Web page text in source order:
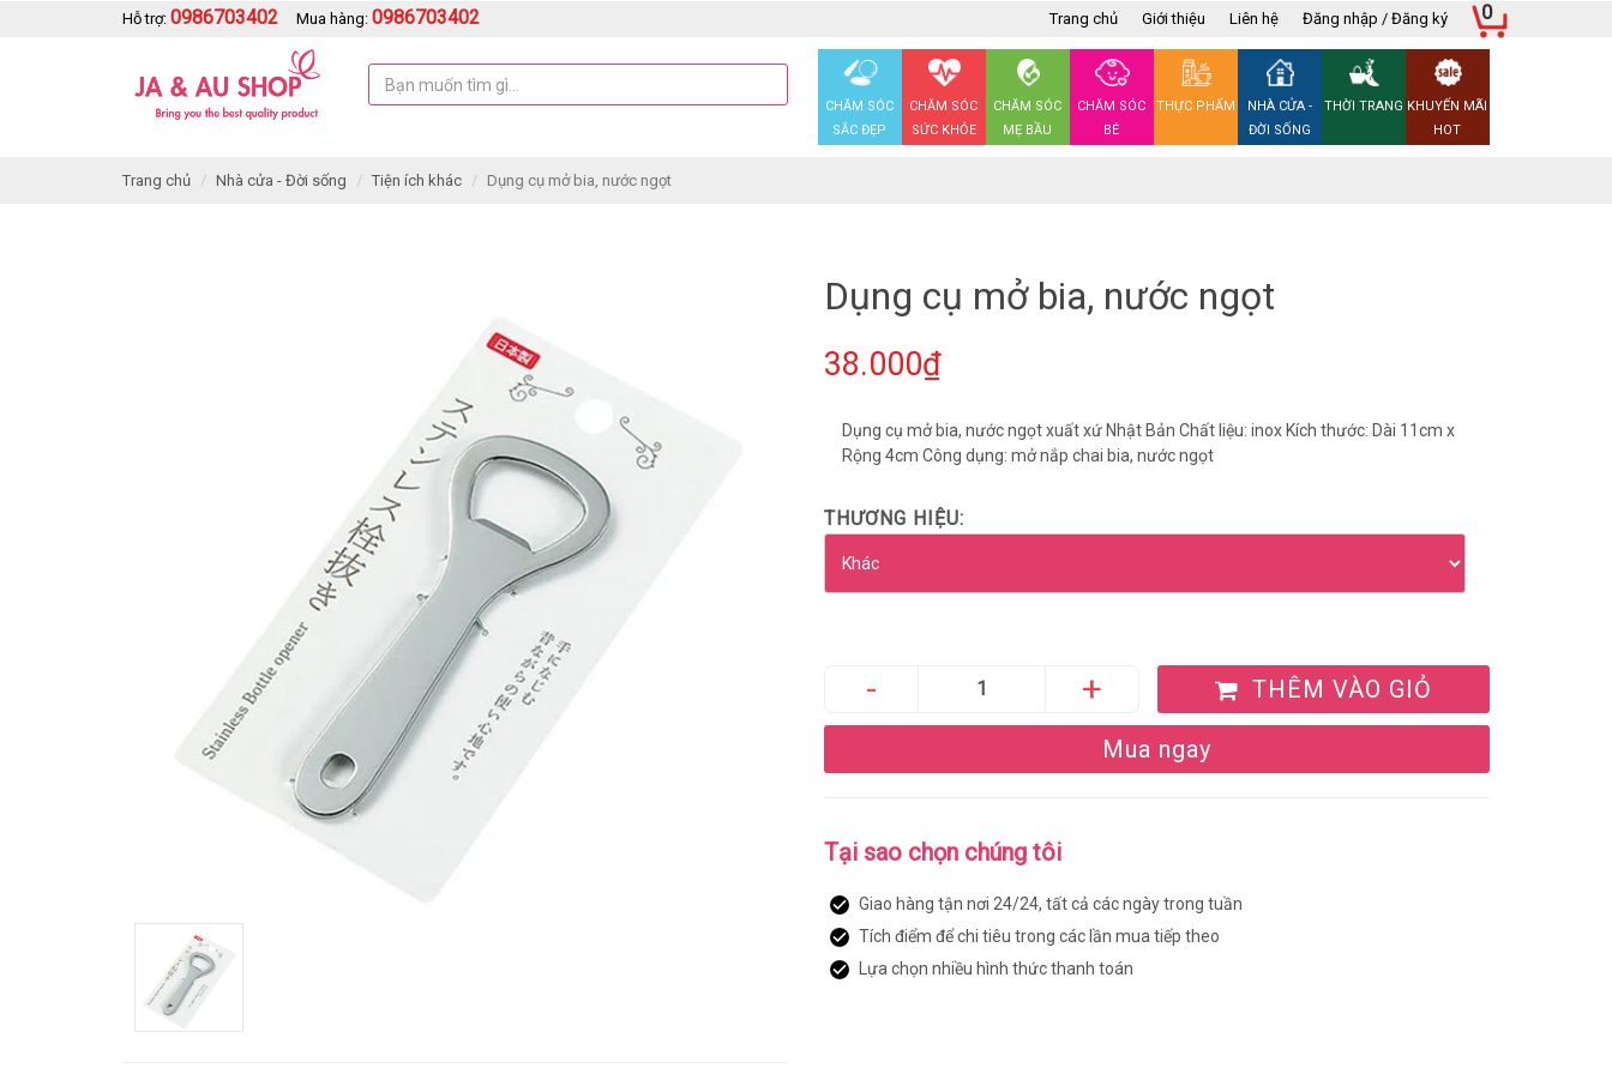
Hỗ trợ: 0986703402 Mua hàng: 0986703402 Trang chủ Giới thiệu Liên hệ Đăng nhập / Đăng ký
CHĂM SÓC
SẮC ĐẸP
CHĂM SÓC
SỨC KHỎE
CHĂM SÓC
MẸ BẦU
CHĂM SÓC
BÉ
THỰC PHẨM
NHÀ CỬA -
ĐỜI SỐNG
THỜI TRANG KHUYẾN MÃI
HOT
0
Trang chủ Nhà cửa - Đời sống Tiện ích khác Dụng cụ mở bia, nước ngọt
Dụng cụ mở bia, nước ngọt
38.000₫
Dụng cụ mở bia, nước ngọt xuất xứ Nhật Bản Chất liệu: inox Kích thước: Dài 11cm x
Rộng 4cm Công dụng: mở nắp chai bia, nước ngọt
THƯƠNG HIỆU:
THÊM VÀO GIỎ
Mua ngay
Tại sao chọn chúng tôi
Giao hàng tận nơi 24/24, tất cả các ngày trong tuần
Tích điểm để chi tiêu trong các lần mua tiếp theo
Lựa chọn nhiều hình thức thanh toán